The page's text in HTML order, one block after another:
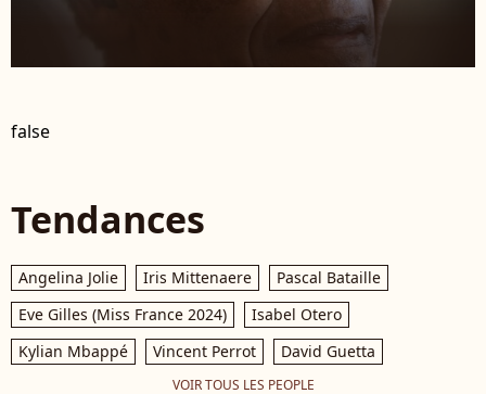
false
Tendances
Angelina Jolie Iris Mittenaere
Pascal Bataille
Eve Gilles (Miss France 2024)
Isabel Otero
Kylian Mbappé
Vincent Perrot David Guetta
VOIR TOUS LES PEOPLE